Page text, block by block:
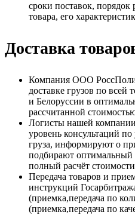
сроки поставок, порядок
товара, его
Доставка
Компания ООО
доставке грузов по всей
и Белоруссии в
рассчитанной
Логисты нашей
уровень консультаций
груза, информируют о
подбирают оптимальный
полный расчёт
Передача товаров и
инструкций
(приемка,передача по
(приемка,передача по